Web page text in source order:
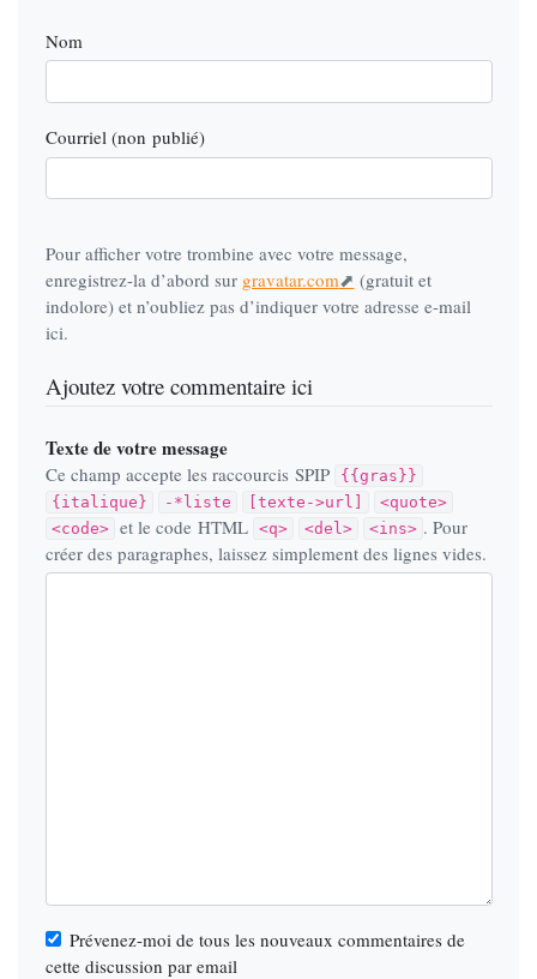
Nom
Courriel (non publié)
Pour afficher votre trombine avec votre message,
enregistrez-la d’abord sur gravatar.com
(gratuit et
indolore) et n’oubliez pas d’indiquer votre adresse e-mail
ici.
Ajoutez votre commentaire ici
Texte de votre message
Ce champ accepte les raccourcis SPIP
{{gras}}
{italique}
-*liste [texte->url]
<quote>
<code>
et le code HTML <q> <del> <ins> . Pour
créer des paragraphes, laissez simplement des lignes vides.
Prévenez-moi de tous les nouveaux commentaires de
cette discussion par email